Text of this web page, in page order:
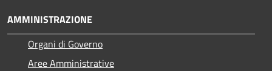
AMMINISTRAZIONE
Organi di Governo
Aree Amministrative